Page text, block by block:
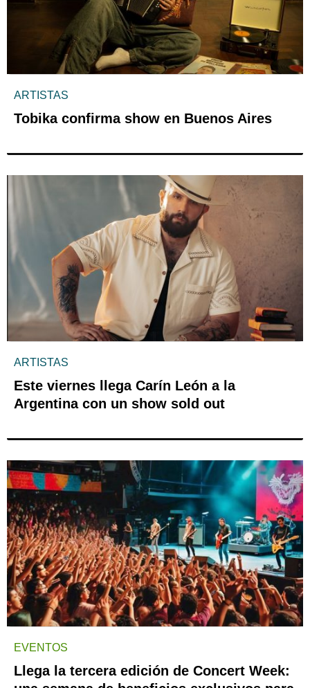
ARTISTAS
Tobika confirma show en Buenos Aires
ARTISTAS
Este viernes llega Carín León a la
Argentina con un show sold out
EVENTOS
Llega la tercera edición de Concert Week: